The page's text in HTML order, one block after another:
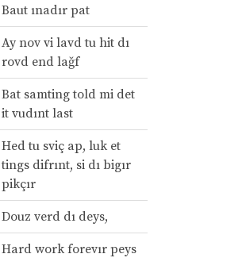
Baut ınadır pat
Ay nov vi lavd tu hit dı
rovd end lağf
Bat samting told mi det
it vudınt last
Hed tu sviç ap, luk et
tings difrınt, si dı bigır
pikçır
Douz verd dı deys,
Hard work forevır peys